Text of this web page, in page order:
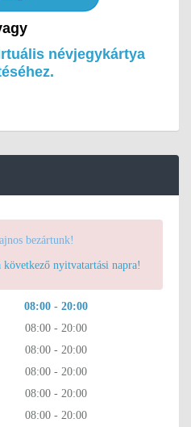
névjegykártya
bezártunk!
nyitvatartási napra!
08:00 - 20:00
08:00 - 20:00
08:00 - 20:00
08:00 - 20:00
08:00 - 20:00
08:00 - 20:00